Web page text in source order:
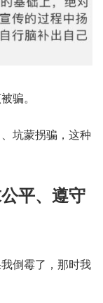
骗。
坑蒙拐骗，这种
平、遵守
倒霉了，那时我